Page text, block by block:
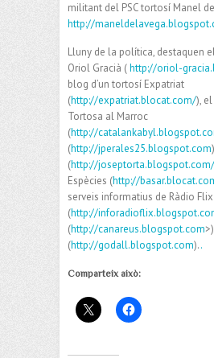
militant del PSC tortosí Manel
http://
Lluny de la política, destaquen
Oriol Gracià (http://oriol-
blog d’un tortosí Expatriat
(http://expatriat.blocat.com/),
Tortosa al Marroc
(http://
(http://jperales25.blogspot.com
(http://joseptorta.blogspot.com/
Espècies (http://
serveis informatius de Ràdio Flix
(http://
(http://canareus.blogspot.com
(http://godall.blogspot.com)..
Comparteix això: